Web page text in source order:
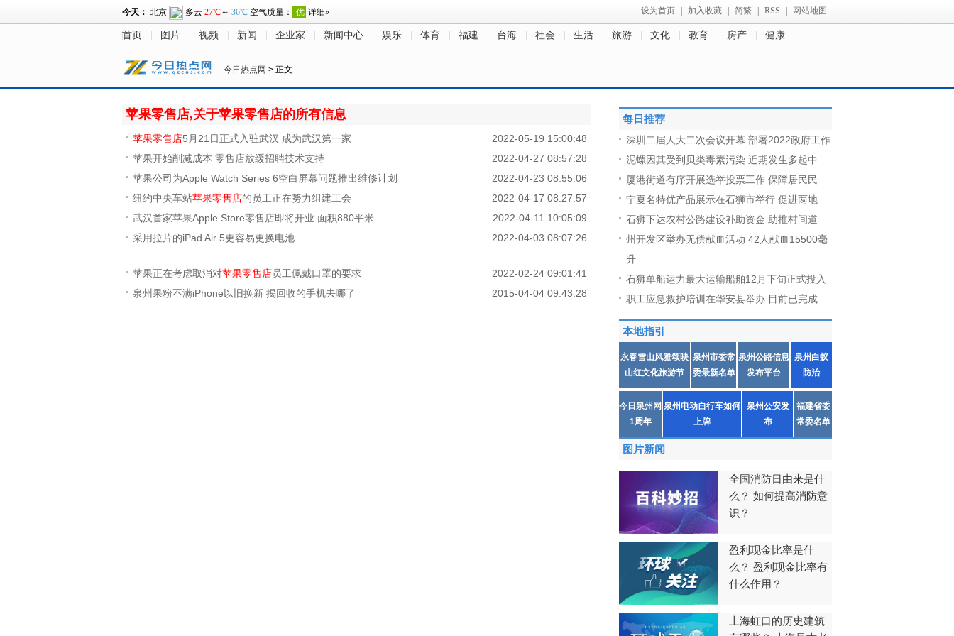
设为首页 加入收藏 简繁 RSS 网站地图
首页 图片 视频 新闻 企业家 新闻中心 娱乐 体育 福建 台海 社会 生活 旅游 文化 教育 房产 健康
今日热点网 > 正文
苹果零售店,关于苹果零售店的所有信息
2022-05-19 15:00:48
苹果零售店5月21日正式入驻武汉 成为武汉第一家
2022-04-27 08:57:28
苹果开始削减成本 零售店放缓招聘技术支持
2022-04-23 08:55:06
苹果公司为Apple Watch Series 6空白屏幕问题推出维修计划
2022-04-17 08:27:57
纽约中央车站苹果零售店的员工正在努力组建工会
2022-04-11 10:05:09
武汉首家苹果Apple Store零售店即将开业 面积880平米
2022-04-03 08:07:26
采用拉片的iPad Air 5更容易更换电池
2022-02-24 09:01:41
苹果正在考虑取消对苹果零售店员工佩戴口罩的要求
2015-04-04 09:43:28
泉州果粉不满iPhone以旧换新 揭回收的手机去哪了
每日推荐
深圳二届人大二次会议开幕 部署2022政府工作
泥螺因其受到贝类毒素污染 近期发生多起中
厦港街道有序开展选举投票工作 保障居民民
宁夏名特优产品展示在石狮市举行 促进两地
石狮下达农村公路建设补助资金 助推村间道
州开发区举办无偿献血活动 42人献血15500毫
升
石狮单船运力最大运输船舶12月下旬正式投入
职工应急救护培训在华安县举办 目前已完成
本地指引
永春雪山风雅颂映
山红文化旅游节
泉州市委常
委最新名单
泉州公路信息
发布平台
泉州白蚁
防治
今日泉州网
1周年
泉州电动自行车如何
上牌
泉州公安发
布
福建省委
常委名单
图片新闻
全国消防日由来是什
么？ 如何提高消防意
识？
盈利现金比率是什
么？ 盈利现金比率有
什么作用？
上海虹口的历史建筑